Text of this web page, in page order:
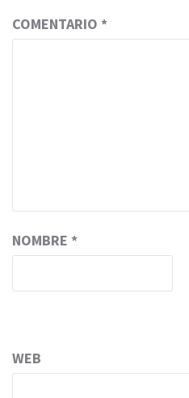
COMENTARIO *
NOMBRE *
WEB